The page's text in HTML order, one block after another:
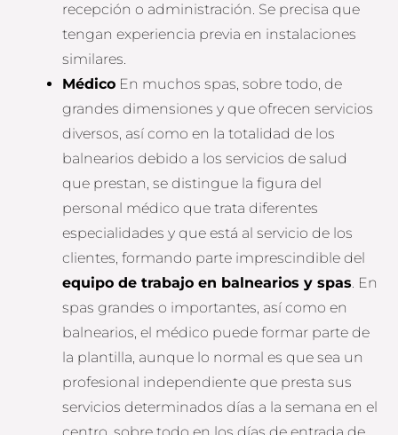
recepción o administración. Se precisa que
tengan experiencia previa en instalaciones
similares.
Médico En muchos spas, sobre todo, de
grandes dimensiones y que ofrecen servicios
diversos, así como en la totalidad de los
balnearios debido a los servicios de salud
que prestan, se distingue la figura del
personal médico que trata diferentes
especialidades y que está al servicio de los
clientes, formando parte imprescindible del
equipo de trabajo en balnearios y spas. En
spas grandes o importantes, así como en
balnearios, el médico puede formar parte de
la plantilla, aunque lo normal es que sea un
profesional independiente que presta sus
servicios determinados días a la semana en el